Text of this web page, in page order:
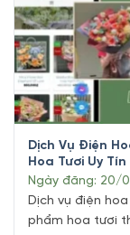
Dịch Vụ Điện
Hoa Tươi Uy Tín
Ngày đăng: 20/
Dịch vụ điện
phẩm hoa tươi